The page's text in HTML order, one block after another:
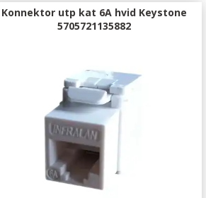
Konnektor utp kat 6A hvid Keystone
5705721135882